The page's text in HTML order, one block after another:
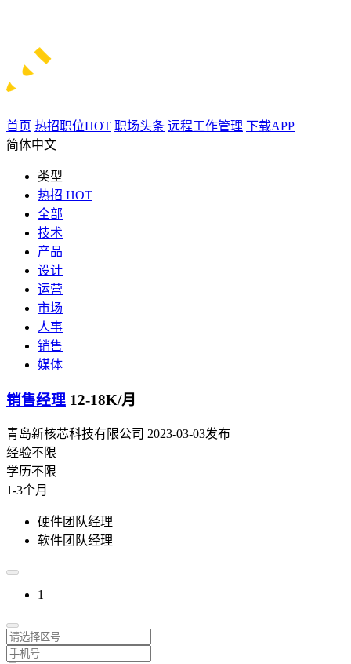
首页 热招职位HOT 职场头条 远程工作管理 下载APP
简体中文
类型
热招 HOT
全部
技术
产品
设计
运营
市场
人事
销售
媒体
销售经理 12-18K/月
青岛新核芯科技有限公司 2023-03-03发布
经验不限
学历不限
1-3个月
硬件团队经理
软件团队经理
1